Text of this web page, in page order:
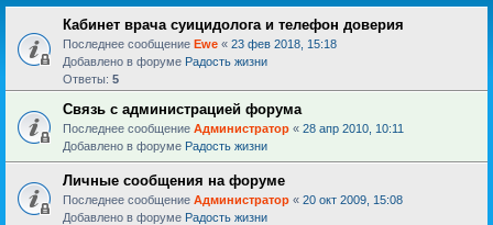
Кабинет врача суицидолога и телефон доверия
Последнее сообщение Ewe « 23 фев 2018, 15:18
Добавлено в форуме Радость жизни
Ответы: 5
Связь с администрацией форума
Последнее сообщение Администратор « 28 апр 2010, 10:11
Добавлено в форуме Радость жизни
Личные сообщения на форуме
Последнее сообщение Администратор « 20 окт 2009, 15:08
Добавлено в форуме Радость жизни